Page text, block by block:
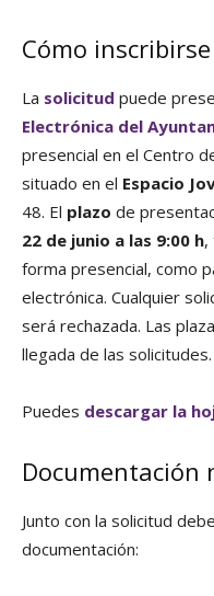
Cómo inscribirse
La solicitud puede
Electrónica del
presencial en el Centro
situado en el Espacio
48. El plazo de
22 de junio a las 9:00 h,
forma presencial, como
electrónica. Cualquier
será rechazada. Las
llegada de las solicitudes.
Puedes descargar la
Documentación
Junto con la solicitud
documentación: